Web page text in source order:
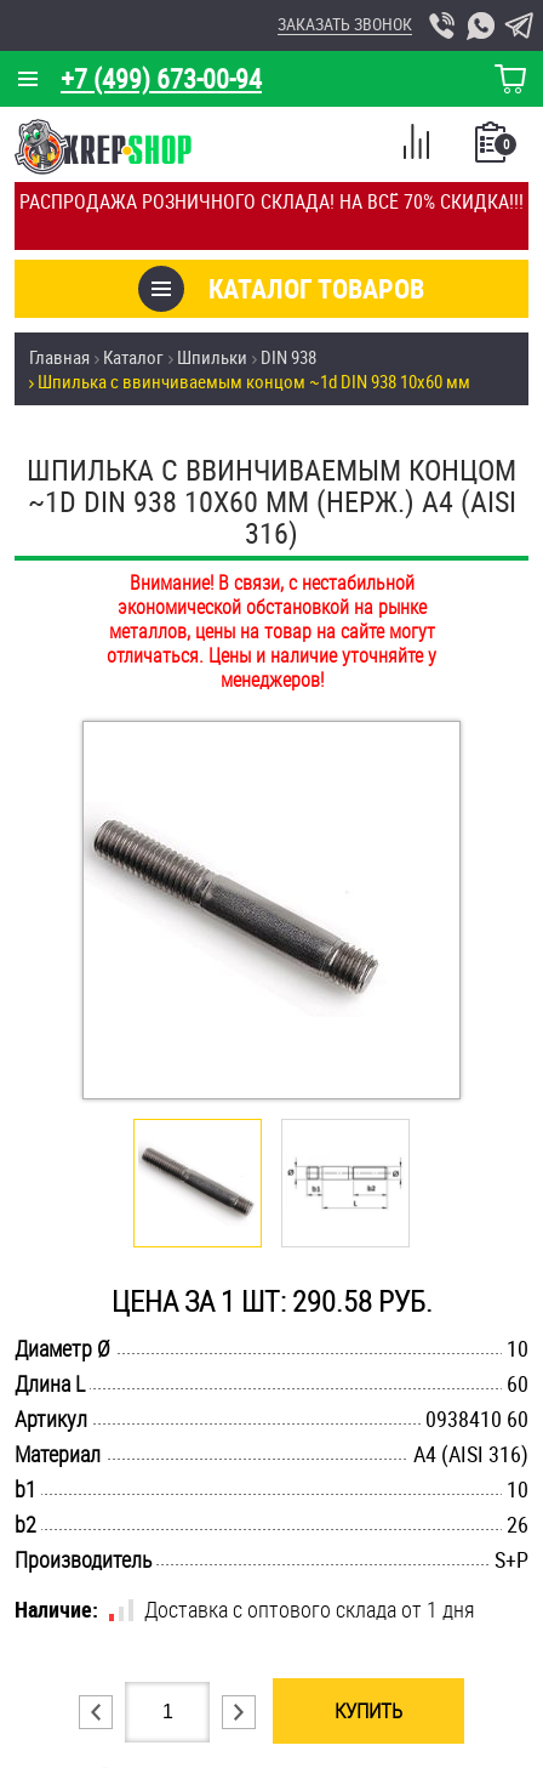
РАСПРОДАЖА РОЗНИЧНОГО СКЛАДА! НА ВСЁ 70% СКИДКА!!!
+7 (499) 673-00-94
ЗАКАЗАТЬ ЗВОНОК
КОРЗИНА
О КОМПАНИИ
КАЛЬКУЛЯТОР
ОТЗЫВЫ
УСЛУГИ
СКИДКИ
ОПТ
ПОКУПАТЕЛЯМ
ОПЛАТА И ДОСТАВКА
НАШИ МАГАЗИНЫ
КАТАЛОГ ТОВАРОВ
0
СПИСОК
СРАВНЕНИЕ
Товары со скидкой
Анкеры
Антивандальный крепёж, инструмент
Заклепки (Гайки-Заклепки)
Крюки, кольца с метрической резьбой
Оснастка и аксессуары для яхт
Стопорные кольца
Такелаж
Хомуты
Шайбы
Шпильки
Штифты и пальцы
Главная Каталог Шпильки
DIN 938
Шпилька c ввинчиваемым концом ~1d DIN 938 10х60 мм
ШПИЛЬКА C ВВИНЧИВАЕМЫМ КОНЦОМ
~1D DIN 938 10Х60 ММ (НЕРЖ.) A4 (AISI
316)
Внимание! В связи, с нестабильной
экономической обстановкой на рынке
металлов, цены на товар на сайте могут
отличаться. Цены и наличие уточняйте у
менеджеров!
ЦЕНА ЗА 1 ШТ: 290.58 РУБ.
Диаметр Ø
10
Длина L
60
Артикул
0938410 60
Материал
A4 (AISI 316)
b1
10
b2
26
Производитель
S+P
Наличие:
Доставка с оптового склада от 1 дня
КУПИТЬ